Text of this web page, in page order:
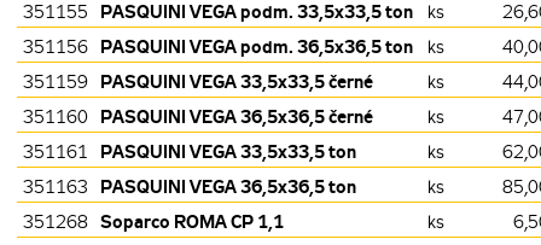
351155 PASQUINI VEGA podm. 33,5x33,5 ton ks
351156 PASQUINI VEGA podm. 36,5x36,5 ton ks
351159 PASQUINI VEGA 33,5x33,5 černé ks
351160 PASQUINI VEGA 36,5x36,5 černé ks
351161
PASQUINI VEGA 33,5x33,5 ton ks
351163
PASQUINI VEGA 36,5x36,5 ton ks
351268 Soparco ROMA CP 1,1 ks